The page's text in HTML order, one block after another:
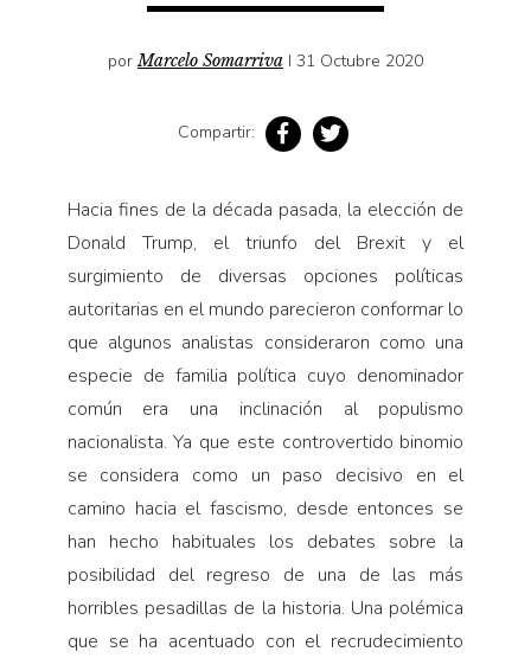
porMarcelo Somarriva I 31 Octubre 2020
Compartir:
Hacia fines de la década pasada, la elección de
Donald Trump, el triunfo del Brexit y el
surgimiento de diversas opciones polí­ticas
autoritarias en el mundo parecieron conformar lo
que algunos analistas consideraron como una
especie de familia política cuyo denominador
común era una inclinación al populismo
nacionalista. Ya que este controvertido binomio
se considera como un paso decisivo en el
camino hacia el fascismo, desde entonces se
han hecho habituales los debates sobre la
posibilidad del regreso de una de las más
horribles pesadillas de la historia. Una polémica
que se ha acentuado con el recrudecimiento